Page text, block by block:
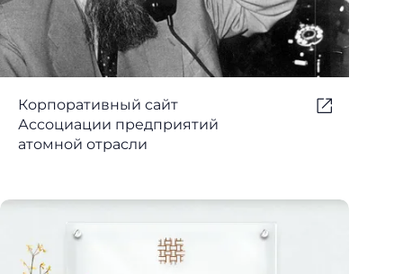
Корпоративный сайт
Ассоциации предприятий
атомной отрасли